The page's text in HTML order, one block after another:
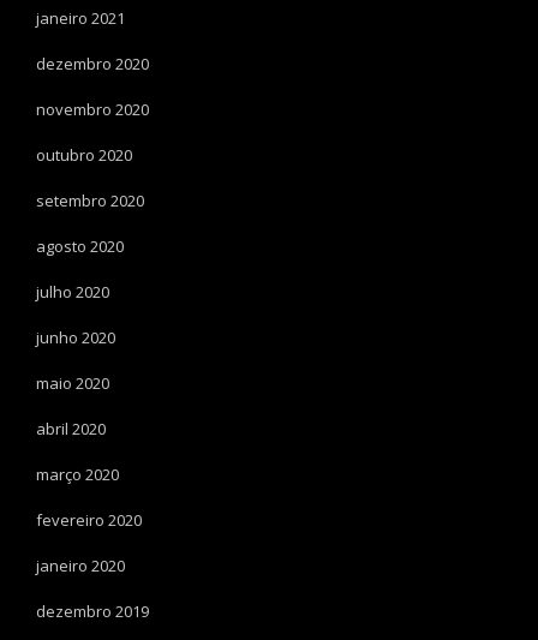
janeiro 2021
dezembro 2020
novembro 2020
outubro 2020
setembro 2020
agosto 2020
julho 2020
junho 2020
maio 2020
abril 2020
março 2020
fevereiro 2020
janeiro 2020
dezembro 2019